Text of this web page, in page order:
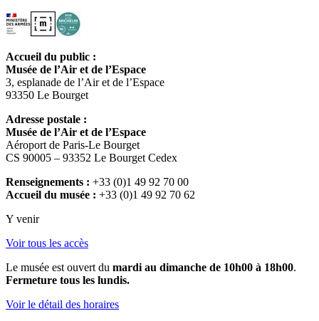
Accueil du public :
Musée de l’Air et de l’Espace
3, esplanade de l’Air et de l’Espace
93350 Le Bourget
Adresse postale :
Musée de l’Air et de l’Espace
Aéroport de Paris-Le Bourget
CS 90005 – 93352 Le Bourget Cedex
Renseignements : +33 (0)1 49 92 70 00
Accueil du musée : +33 (0)1 49 92 70 62
Y venir
Voir tous les accès
Le musée est ouvert du mardi au dimanche de 10h00 à 18h00.
Fermeture tous les lundis.
Voir le détail des horaires